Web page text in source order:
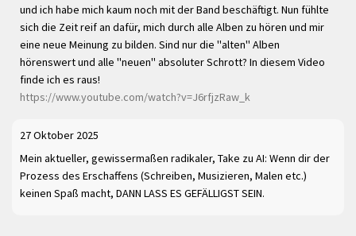
und ich habe mich kaum noch mit der Band beschäftigt. Nun fühlte
sich die Zeit reif an dafür, mich durch alle Alben zu hören und mir
eine neue Meinung zu bilden. Sind nur die "alten" Alben
hörenswert und alle "neuen" absoluter Schrott? In diesem Video
finde ich es raus!
https://www.youtube.com/watch?v=J6rfjzRaw_k
27 Oktober 2025
Mein aktueller, gewissermaßen radikaler, Take zu AI: Wenn dir der
Prozess des Erschaffens (Schreiben, Musizieren, Malen etc.)
keinen Spaß macht, DANN LASS ES GEFÄLLIGST SEIN.